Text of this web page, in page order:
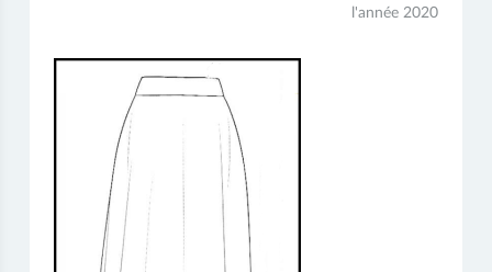
l'année 2020